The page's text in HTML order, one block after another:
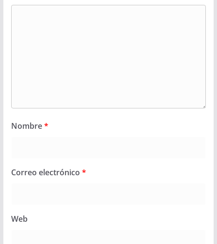
Nombre*
Correo electrónico *
Web